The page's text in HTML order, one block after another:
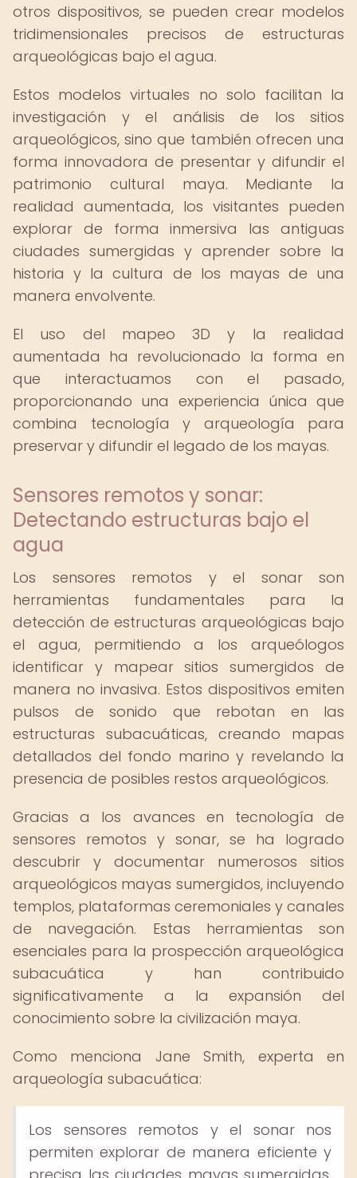
otros dispositivos, se pueden crear modelos
tridimensionales precisos de estructuras
arqueológicas bajo el agua.
Estos modelos virtuales no solo facilitan la
investigación y el análisis de los sitios
arqueológicos, sino que también ofrecen una
forma innovadora de presentar y difundir el
patrimonio cultural maya. Mediante la
realidad aumentada, los visitantes pueden
explorar de forma inmersiva las antiguas
ciudades sumergidas y aprender sobre la
historia y la cultura de los mayas de una
manera envolvente.
El uso del mapeo 3D y la realidad
aumentada ha revolucionado la forma en
que interactuamos con el pasado,
proporcionando una experiencia única que
combina tecnología y arqueología para
preservar y difundir el legado de los mayas.
Sensores remotos y sonar:
Detectando estructuras bajo el
agua
Los sensores remotos y el sonar son
herramientas fundamentales para la
detección de estructuras arqueológicas bajo
el agua, permitiendo a los arqueólogos
identificar y mapear sitios sumergidos de
manera no invasiva. Estos dispositivos emiten
pulsos de sonido que rebotan en las
estructuras subacuáticas, creando mapas
detallados del fondo marino y revelando la
presencia de posibles restos arqueológicos.
Gracias a los avances en tecnología de
sensores remotos y sonar, se ha logrado
descubrir y documentar numerosos sitios
arqueológicos mayas sumergidos, incluyendo
templos, plataformas ceremoniales y canales
de navegación. Estas herramientas son
esenciales para la prospección arqueológica
subacuática y han contribuido
significativamente a la expansión del
conocimiento sobre la civilización maya.
Como menciona Jane Smith, experta en
arqueología subacuática:
Los sensores remotos y el sonar nos
permiten explorar de manera eficiente y